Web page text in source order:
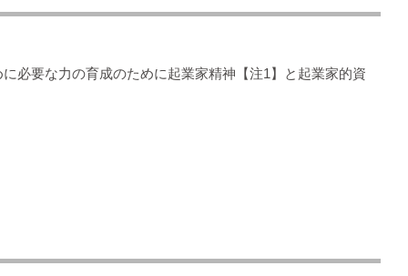
必要な力の育成のために起業家精神【注1】と起業家的資